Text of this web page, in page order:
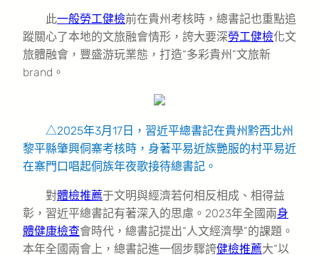
此一般勞工健檢前在貴州考核時，總書記也重點追
蹤關心了本地的文旅融會情形，誇大要深勞工健檢化文
旅體融會，豐盛游玩業態，打造“多彩貴州”文旅新
brand。
△2025年3月17日，習近平總書記在貴州黔西北州
黎平縣肇興侗寨考核時，身著平易近族艷服的村平易近
在寨門口唱起侗族年夜歌接待總書記。
對體檢推薦于文明與經濟若何相反相成、相得益
彰，習近平總書記有著深入的思慮。2023年全國兩身
體健康檢查會時代，總書記提出“人文經濟學”的課題。
本年全國兩會上，總書記進一個步驟誇健檢推薦大“以